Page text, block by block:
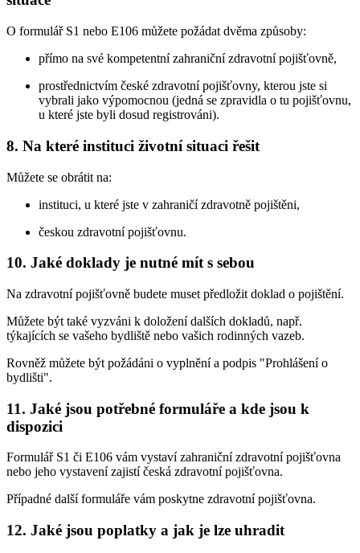
O formulář S1 nebo E106 můžete požádat dvěma způsoby:
přímo na své kompetentní zahraniční zdravotní pojišťovně,
prostřednictvím české zdravotní pojišťovny, kterou jste si
vybrali jako výpomocnou (jedná se zpravidla o tu pojišťovnu,
u které jste byli dosud registrováni).
8. Na které instituci životní situaci řešit
Můžete se obrátit na:
instituci, u které jste v zahraničí zdravotně pojištěni,
českou zdravotní pojišťovnu.
10. Jaké doklady je nutné mít s sebou
Na zdravotní pojišťovně budete muset předložit doklad o pojištění.
Můžete být také vyzváni k doložení dalších dokladů, např.
týkajících se vašeho bydliště nebo vašich rodinných vazeb.
Rovněž můžete být požádáni o vyplnění a podpis "Prohlášení o
bydlišti".
11. Jaké jsou potřebné formuláře a kde jsou k
dispozici
Formulář S1 či E106 vám vystaví zahraniční zdravotní pojišťovna
nebo jeho vystavení zajistí česká zdravotní pojišťovna.
Případné další formuláře vám poskytne zdravotní pojišťovna.
12. Jaké jsou poplatky a jak je lze uhradit